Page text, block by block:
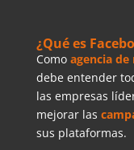
¿Qué es
Como agencia
debe entender
las empresas
mejorar las
sus plataformas.